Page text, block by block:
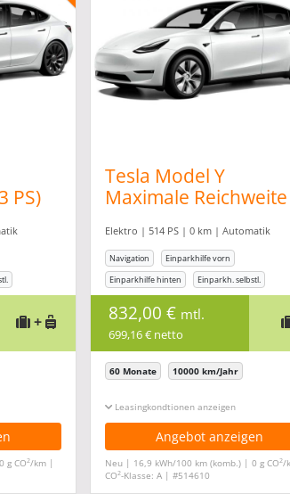
PS)
+
g CO2/km |
Tesla Model Y
Maximale Reichweite
inclusive*
Elektro | 514 PS | 0 km | Automatik
Navigation
Einparkhilfe vorn
Einparkhilfe hinten
Einparkh. selbstl.
832,00 € mtl.
699,16 € netto
60 Monate 10000 km/Jahr
Leasingkonditionen ein-/ausblenden
Angebot anzeigen
Neu | 16,9 kWh/100 km (komb.) | 0 g CO2/
CO2-Klasse: A | #514610